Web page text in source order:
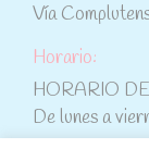
Vía
Horario:
HORARIO
De lunes a